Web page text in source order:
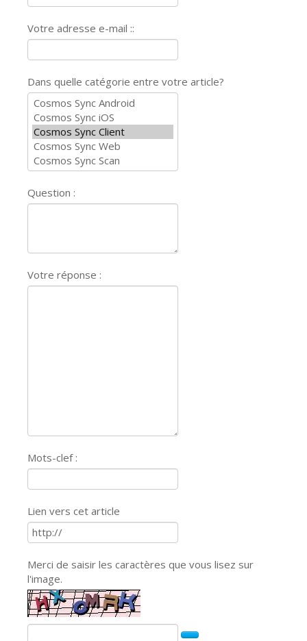
Votre adresse e-mail ::
Dans quelle catégorie entre votre article?
Question :
Votre réponse :
Mots-clef :
Lien vers cet article
Merci de saisir les caractères que vous lisez sur
l'image.